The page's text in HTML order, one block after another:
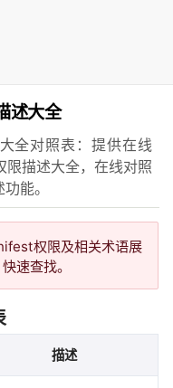
述大全
全对照表：提供在线
描述大全，在线对照
能。
权限及相关术语展
快速查找。
描述